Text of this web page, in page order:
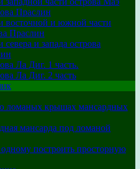
Праслин
восточной и южной части
Праслин
и запада острова
Ла Диг. 1 часть.
Ла Диг. 2 часть
ломаных крышах мансардных
мансарда под ломаной
построить просторную